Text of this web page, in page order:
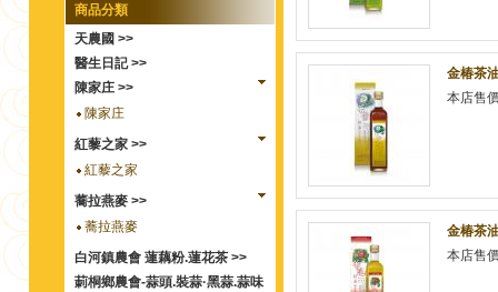
商品分類
天農國 >>
醫生日記 >>
陳家庄 >>
陳家庄
紅藜之家 >>
紅藜之家
蕎拉燕麥 >>
蕎拉燕麥
白河鎮農會 蓮藕粉.蓮花茶 >>
莿桐鄉農會-蒜頭.裝蒜·黑蒜.蒜味
金椿茶
本店售
金椿茶
本店售